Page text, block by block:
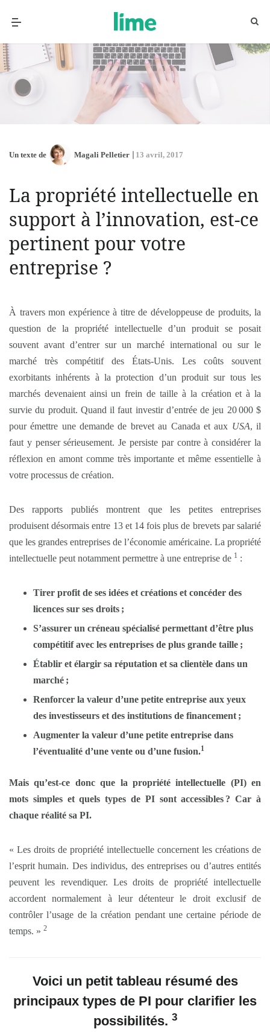
Un texte de Magali Pelletier 13 avril, 2017
La propriété intellectuelle en
support à l’innovation, est-ce
pertinent pour votre
entreprise ?
À travers mon expérience à titre de développeuse de produits, la
question de la propriété intellectuelle d’un produit se posait
souvent avant d’entrer sur un marché international ou sur le
marché très compétitif des États-Unis. Les coûts souvent
exorbitants inhérents à la protection d’un produit sur tous les
marchés devenaient ainsi un frein de taille à la création et à la
survie du produit. Quand il faut investir d’entrée de jeu 20 000 $
pour émettre une demande de brevet au Canada et aux USA, il
faut y penser sérieusement. Je persiste par contre à considérer la
réflexion en amont comme très importante et même essentielle à
votre processus de création.
Des rapports publiés montrent que les petites entreprises
produisent désormais entre 13 et 14 fois plus de brevets par salarié
que les grandes entreprises de l’économie américaine. La propriété
intellectuelle peut notamment permettre à une entreprise de 1 :
Tirer profit de ses idées et créations et concéder des
licences sur ses droits ;
S’assurer un créneau spécialisé permettant d’être plus
compétitif avec les entreprises de plus grande taille ;
Établir et élargir sa réputation et sa clientèle dans un
marché ;
Renforcer la valeur d’une petite entreprise aux yeux
des investisseurs et des institutions de financement ;
Augmenter la valeur d’une petite entreprise dans
l’éventualité d’une vente ou d’une fusion.1
Mais qu’est-ce donc que la propriété intellectuelle (PI) en
mots simples et quels types de PI sont accessibles ? Car à
chaque réalité sa PI.
« Les droits de propriété intellectuelle concernent les créations de
l’esprit humain. Des individus, des entreprises ou d’autres entités
peuvent les revendiquer. Les droits de propriété intellectuelle
accordent normalement à leur détenteur le droit exclusif de
contrôler l’usage de la création pendant une certaine période de
temps. » 2
Voici un petit tableau résumé des
principaux types de PI pour clarifier les
possibilités. 3